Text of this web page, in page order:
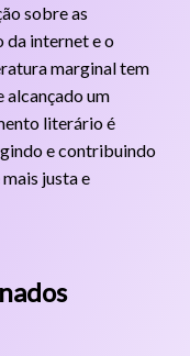
sobre as
da internet e o
marginal tem
alcançado um
literário é
e contribuindo
justa e